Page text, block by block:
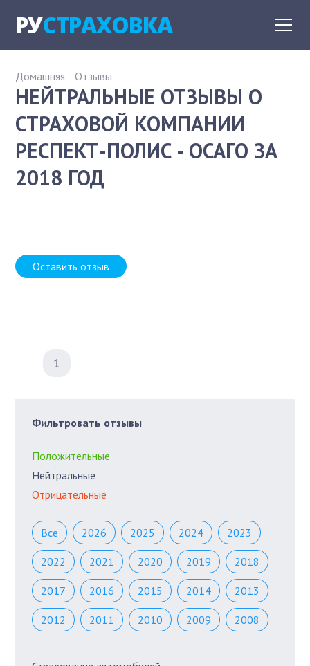
РУСТРАХОВКА
Домашняя Отзывы
НЕЙТРАЛЬНЫЕ ОТЗЫВЫ О
СТРАХОВОЙ КОМПАНИИ
РЕСПЕКТ-ПОЛИС - ОСАГО ЗА
2018 ГОД
Оставить отзыв
1
Фильтровать отзывы
Положительные
Нейтральные
Отрицательные
Все 2026 2025 2024 2023
2022 2021 2020 2019 2018
2017 2016 2015 2014 2013
2012 2011 2010 2009 2008